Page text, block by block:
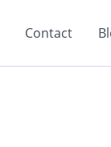
Contact